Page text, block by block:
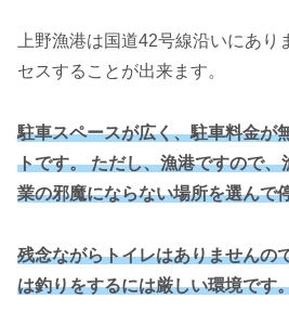
上野漁港は国道42号線沿いにあり
セスすることが出来ます。
駐車スペースが広く、駐車料金が
トです。 ただし、漁港ですので、
業の邪魔にならない場所を選んで
残念ながらトイレはありませんの
は釣りをするには厳しい環境です